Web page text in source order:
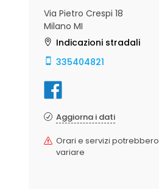
Via Pietro Crespi 18
Milano MI
Indicazioni stradali
335404821
Aggiorna i dati
Orari e servizi potrebbero
variare